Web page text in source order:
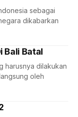
sebagai
dikabarkan
Bali Batal
harusnya dilakukan
oleh